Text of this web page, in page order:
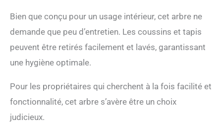
perchoir supérieur est
doté d'un coussin épaissi
environnement de repos
la surface par des
attaches, ce qui permet
un détachage et un
Bien que conçu pour un usage intérieur, cet arbre ne
demande que peu d’entretien. Les coussins et tapis
peuvent être retirés facilement et lavés, garantissant
une hygiène optimale.
Pour les propriétaires qui cherchent à la fois facilité et
fonctionnalité, cet arbre s’avère être un choix
judicieux.